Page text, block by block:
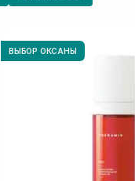
ВЫБОР ОКСАНЫ